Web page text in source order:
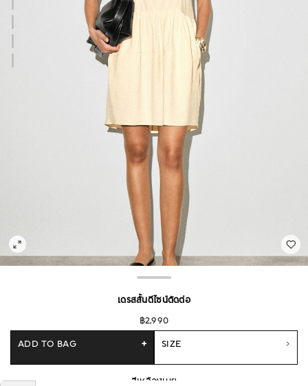
เดรสสั้นดีไซน์ตัดต่อ
฿2,990
SIZE
ADD TO BAG +
สีเหลืองเนย